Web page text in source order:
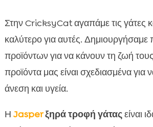
Στην CricksyCat αγαπάμε τις γάτες
καλύτερο για αυτές. Δημιουργήσαμε
προϊόντων για να κάνουν τη ζωή
προϊόντα μας είναι σχεδιασμένα
άνεση και υγεία.
Η Jasperξηρά τροφή γάταςείναι